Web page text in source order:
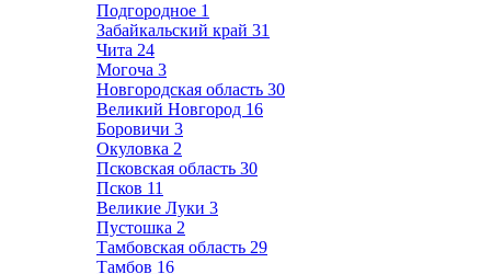
Подгородное 1
Забайкальский край 31
Чита 24
Могоча 3
Новгородская область 30
Великий Новгород 16
Боровичи 3
Окуловка 2
Псковская область 30
Псков 11
Великие Луки 3
Пустошка 2
Тамбовская область 29
Тамбов 16